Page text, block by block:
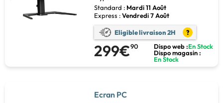
Standard : Mardi 11 Août
Express :Vendredi 7 Août
Eligible livraison 2H ?
299€90 Dispo web :En Stock
Dispo magasin :
En Stock
Ecran PC